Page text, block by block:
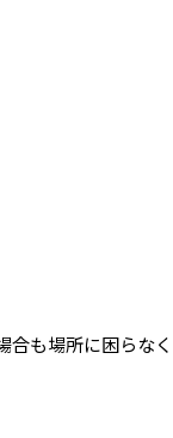
合も場所に困らな